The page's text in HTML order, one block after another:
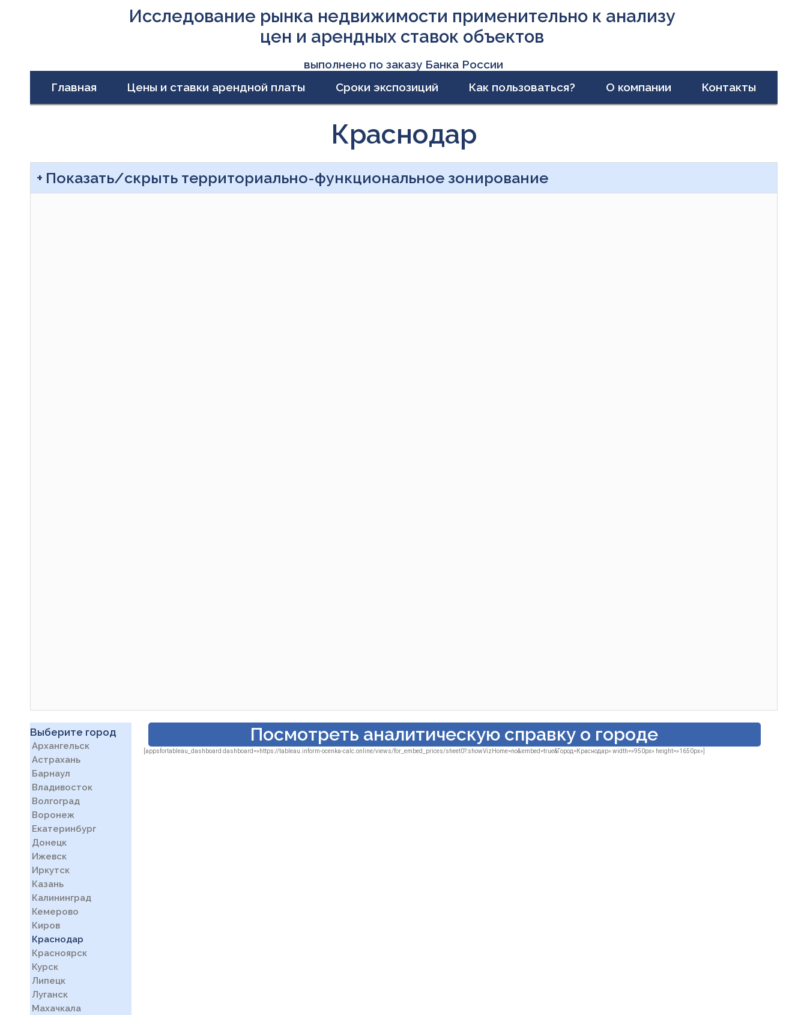
Исследование рынка недвижимости применительно к анализу
цен и арендных ставок объектов
выполнено по заказу Банка России
Главная
Цены и ставки арендной платы Сроки экспозиций Как пользоваться? О компании Контакты
Краснодар
Показать/скрыть территориально-функциональное зонирование
Выберите город
Архангельск
Астрахань
Барнаул
Владивосток
Волгоград
Воронеж
Екатеринбург
Донецк
Ижевск
Иркутск
Казань
Калининград
Кемерово
Киров
Краснодар
Красноярск
Курск
Липецк
Луганск
Махачкала
Посмотреть аналитическую справку о городе
[appsfortableau_dashboard dashboard=»https://tableau.inform-ocenka-calc.online/views/for_embed_prices/sheet0?:showVizHome=no&:embed=true&Гоpод=Краснодар» width=»950px» height=»1650px»]